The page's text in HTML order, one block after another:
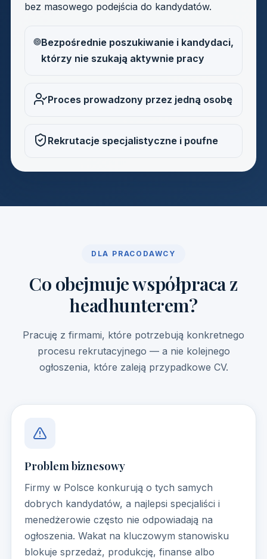
bez masowego podejścia do kandydatów.
Bezpośrednie poszukiwanie i kandydaci,
którzy nie szukają aktywnie pracy
Proces prowadzony przez jedną osobę
Rekrutacje specjalistyczne i poufne
DLA PRACODAWCY
Co obejmuje współpraca z
headhunterem?
Pracuję z firmami, które potrzebują konkretnego
procesu rekrutacyjnego — a nie kolejnego
ogłoszenia, które zaleją przypadkowe CV.
Problem biznesowy
Firmy w Polsce konkurują o tych samych
dobrych kandydatów, a najlepsi specjaliści i
menedżerowie często nie odpowiadają na
ogłoszenia. Wakat na kluczowym stanowisku
blokuje sprzedaż, produkcję, finanse albo